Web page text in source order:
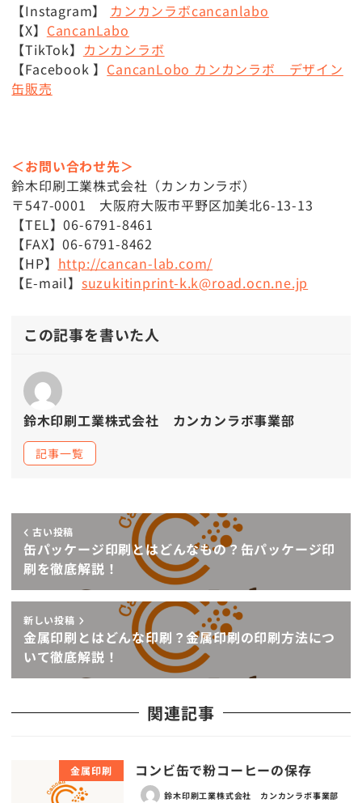
【Instagram】 カンカンラボcancanlabo
【X】 CancanLabo
【TikTok】 カンカンラボ
【Facebook 】 CancanLobo カンカンラボ デザイン
缶販売
＜お問い合わせ先＞
鈴木印刷工業株式会社（カンカンラボ）
〒547-0001 大阪府大阪市平野区加美北6-13-13
【TEL】06-6791-8461
【FAX】06-6791-8462
【HP】 http://cancan-lab.com/
【E-mail】 suzukitinprint-k.k@road.ocn.ne.jp
この記事を書いた人
鈴木印刷工業株式会社 カンカンラボ事業部
記事一覧
古い投稿
缶パッケージ印刷とはどんなもの？缶パッケージ印
刷を徹底解説！
新しい投稿
金属印刷とはどんな印刷？金属印刷の印刷方法につ
いて徹底解説！
関連記事
金属印刷 コンビ缶で粉コーヒーの保存
鈴木印刷工業株式会社 カンカンラボ事業部